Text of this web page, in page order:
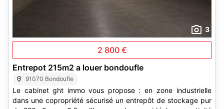
3
2 800 €
Entrepot 215m2 a louer bondoufle
91070 Bondoufle
Le cabinet ght immo vous propose : en zone industrielle
dans une copropriété sécurisé un entrepôt de stockage pur